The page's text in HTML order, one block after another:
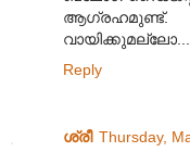
വായിക്കുമല്ലോ...
Reply
ശ്രീ Thursday,